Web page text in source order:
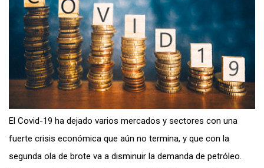
El Covid-19 ha dejado varios mercados y sectores con una
fuerte crisis económica que aún no termina, y que con la
segunda ola de brote va a disminuir la demanda de petróleo.